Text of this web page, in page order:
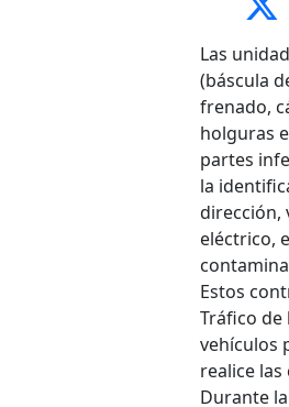
Las
(báscula
frenado,
holguras
partes
la
dirección,
eléctrico,
Estos
Tráfico de
vehículos
realice
Durante